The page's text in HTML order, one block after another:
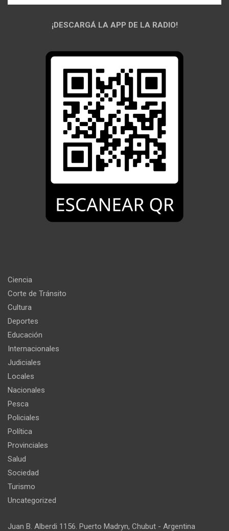
¡DESCARGÁ LA APP DE LA RADIO!
Ciencia
Corte de Tránsito
Cultura
Deportes
Educación
Internacionales
Judiciales
Locales
Nacionales
Pesca
Policiales
Política
Provinciales
Salud
Sociedad
Turismo
Uncategorized
Juan B. Alberdi 1156. Puerto Madryn, Chubut - Argentina